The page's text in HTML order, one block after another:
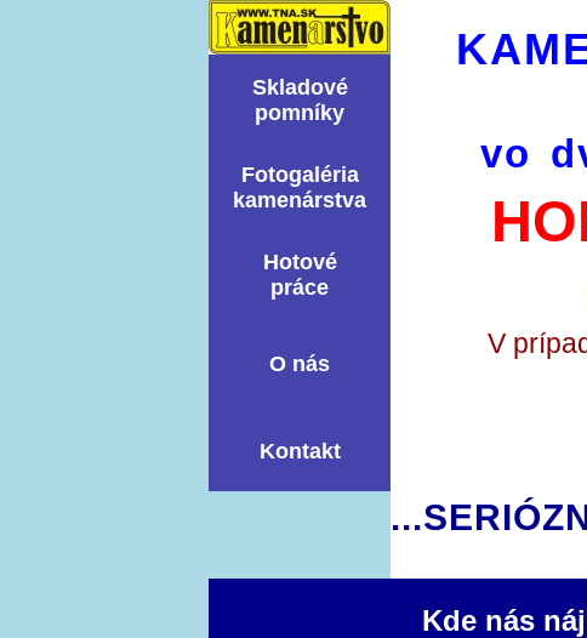
Skladové
pomní­ky
Fotogaléria
kamenárstva
Hotové
práce
O nás
Kontakt
vo
V
Kde nás